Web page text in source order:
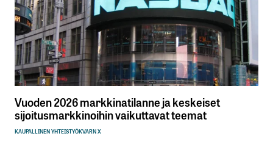
Vuoden 2026 markkinatilanne ja keskeiset
sijoitusmarkkinoihin vaikuttavat teemat
KAUPALLINEN YHTEISTYÖKVARN X